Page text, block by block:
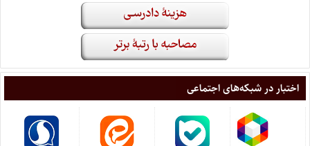
اختبار در شبکه‌های اجتماعی